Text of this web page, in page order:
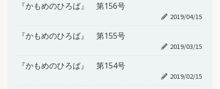
『かもめのひろば』 第156号
2019/04/15
『かもめのひろば』 第155号
2019/03/15
『かもめのひろば』 第154号
2019/02/15